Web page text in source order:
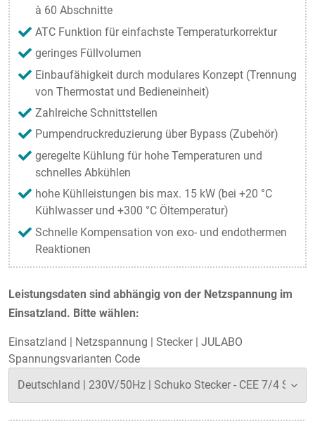
Leistungsdaten sind abhängig von der Netzspannung im
Einsatzland. Bitte wählen:
Einsatzland | Netzspannung | Stecker| JULABO
Spannungsvarianten Code
à 60 Abschnitte
ATC Funktion für einfachste Temperaturkorrektur
geringes Füllvolumen
Einbaufähigkeit durch modulares Konzept (Trennung
von Thermostat und Bedieneinheit)
Zahlreiche Schnittstellen
Pumpendruckreduzierung über Bypass (Zubehör)
geregelte Kühlung für hohe Temperaturen und
schnelles Abkühlen
hohe Kühlleistungen bis max. 15 kW (bei +20 °C
Kühlwasser und +300 °C Öltemperatur)
Schnelle Kompensation von exo- und endothermen
Reaktionen